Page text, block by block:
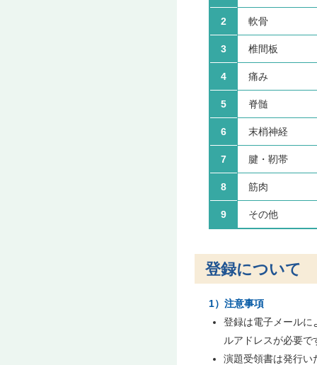
2 軟骨
3 椎間板
4 痛み
5 脊髄
6 末梢神経
7 腱・靭帯
8 筋肉
9 その他
登録について
1）注意事項
登録は電子メールに
ルアドレスが必要で
演題受領書は発行い